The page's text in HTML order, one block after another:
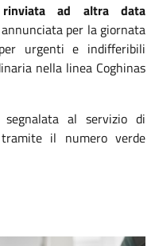
rinviata ad altra data
per la giornata
urgenti e indifferibili
nella linea Coghinas
segnalata al servizio di
il numero verde